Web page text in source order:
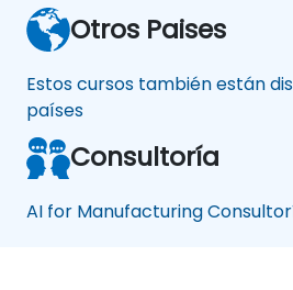
Otros Paises
Estos cursos también están
países
Consultoría
AI for Manufacturing